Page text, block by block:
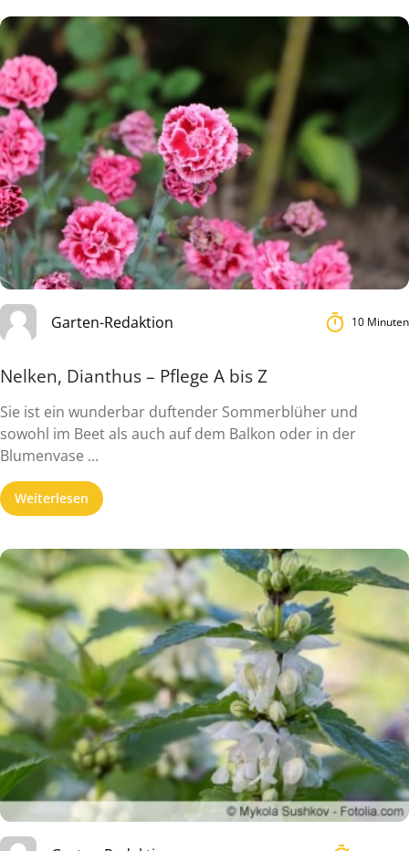
Garten-Redaktion 10 Minuten
Nelken, Dianthus – Pflege A bis Z
Sie ist ein wunderbar duftender Sommerblüher und
sowohl im Beet als auch auf dem Balkon oder in der
Blumenvase ...
Weiterlesen